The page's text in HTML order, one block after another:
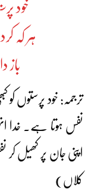
خود
ہر کہ
باز
ترجمہ: خود پرستوں کو
نفس ہوتا ہے۔ خدا
اپنی جان پر کھیل کر
کلاں)